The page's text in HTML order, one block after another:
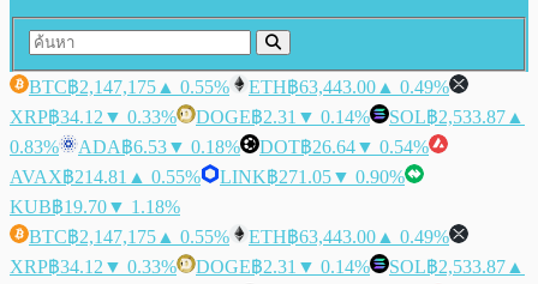
BTC฿2,147,175 ▲ 0.55% ETH฿63,443.00 ▲ 0.49%
XRP฿34.12 ▼ 0.33% DOGE฿2.31 ▼ 0.14% SOL฿2,533.87 ▲
0.83%
ADA฿6.53▼ 0.18% DOT฿26.64▼ 0.54%
AVAX฿214.81 ▲ 0.55% LINK฿271.05▼ 0.90%
KUB฿19.70▼ 1.18%
BTC฿2,147,175 ▲ 0.55% ETH฿63,443.00 ▲ 0.49%
XRP฿34.12 ▼ 0.33% DOGE฿2.31 ▼ 0.14% SOL฿2,533.87 ▲